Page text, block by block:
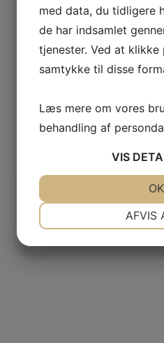
LÆS
LÆS
med data, du tidligere
de har indsamlet
tjenester. Ved at klikke
samtykke til disse
Læs mere om vores
behandling af
VIS
AFVIS
OK